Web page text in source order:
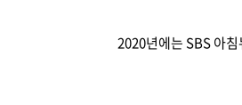
2020년에는 SBS 아침